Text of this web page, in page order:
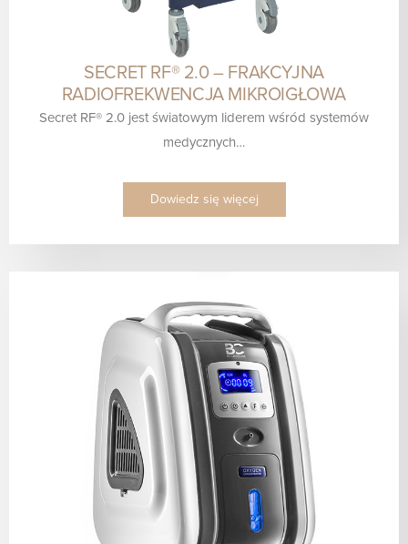
SECRET RF® 2.0 – FRAKCYJNA
RADIOFREKWENCJA MIKROIGŁOWA
Secret RF® 2.0 jest światowym liderem wśród systemów
medycznych…
Dowiedz się więcej